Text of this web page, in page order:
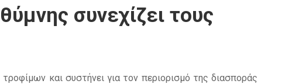
συνεχίζει τους
και συστήνει για τον περιορισμό της διασποράς